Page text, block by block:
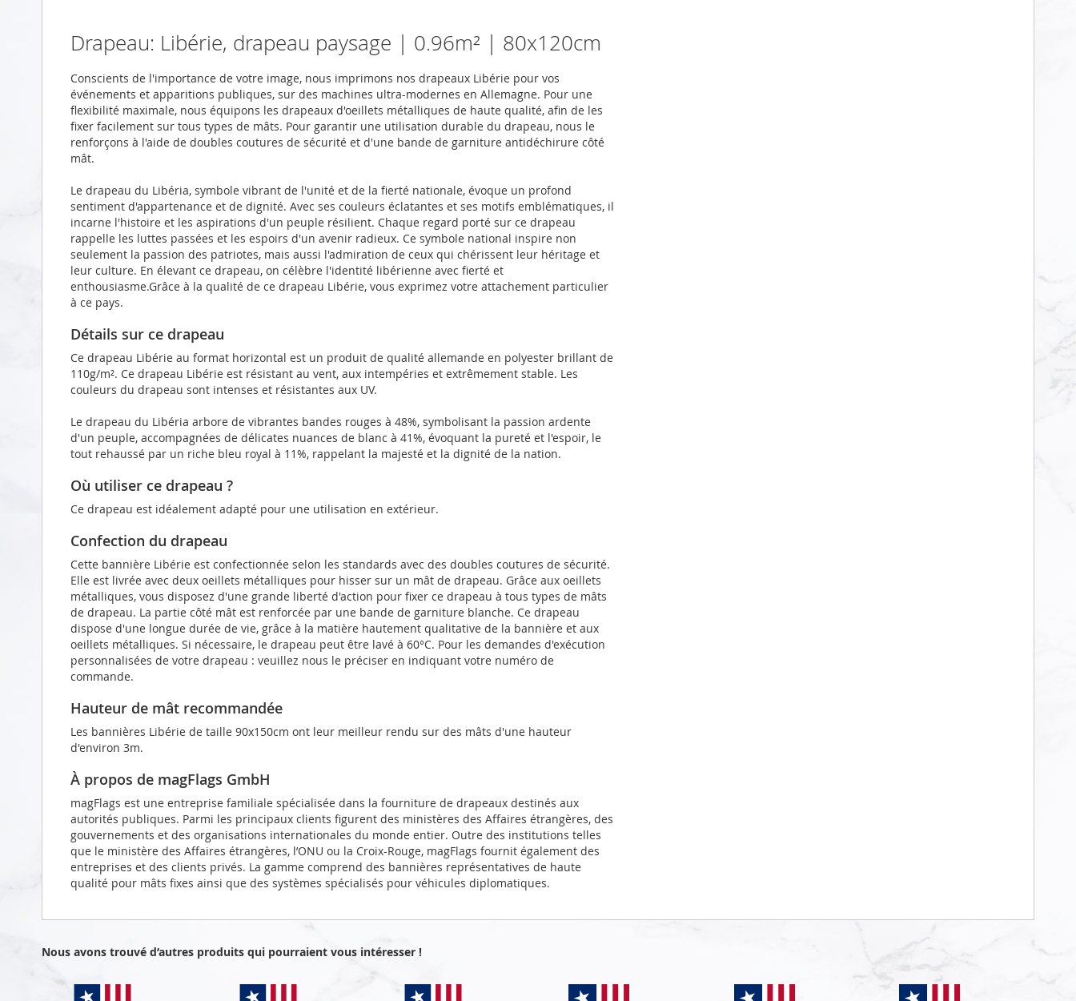
galleryDrapeau: Libérie, drapeau paysage | 0.96m² | 80x120cm
Conscients de l'importance de votre image, nous imprimons nos drapeaux Libérie pour vos
événements et apparitions publiques, sur des machines ultra-modernes en Allemagne. Pour une
flexibilité maximale, nous équipons les drapeaux d'oeillets métalliques de haute qualité, afin de les
fixer facilement sur tous types de mâts. Pour garantir une utilisation durable du drapeau, nous le
renforçons à l'aide de doubles coutures de sécurité et d'une bande de garniture antidéchirure côté
mât.
Le drapeau du Libéria, symbole vibrant de l'unité et de la fierté nationale, évoque un profond
sentiment d'appartenance et de dignité. Avec ses couleurs éclatantes et ses motifs emblématiques, il
incarne l'histoire et les aspirations d'un peuple résilient. Chaque regard porté sur ce drapeau
rappelle les luttes passées et les espoirs d'un avenir radieux. Ce symbole national inspire non
seulement la passion des patriotes, mais aussi l'admiration de ceux qui chérissent leur héritage et
leur culture. En élevant ce drapeau, on célèbre l'identité libérienne avec fierté et
enthousiasme.Grâce à la qualité de ce drapeau Libérie, vous exprimez votre attachement particulier
à ce pays.
Détails sur ce drapeau
Ce drapeau Libérie au format horizontal est un produit de qualité allemande en polyester brillant de
110g/m². Ce drapeau Libérie est résistant au vent, aux intempéries et extrêmement stable. Les
couleurs du drapeau sont intenses et résistantes aux UV.
Le drapeau du Libéria arbore de vibrantes bandes rouges à 48%, symbolisant la passion ardente
d'un peuple, accompagnées de délicates nuances de blanc à 41%, évoquant la pureté et l'espoir, le
tout rehaussé par un riche bleu royal à 11%, rappelant la majesté et la dignité de la nation.
Où utiliser ce drapeau ?
Ce drapeau est idéalement adapté pour une utilisation en extérieur.
Confection du drapeau
Cette bannière Libérie est confectionnée selon les standards avec des doubles coutures de sécurité.
Elle est livrée avec deux oeillets métalliques pour hisser sur un mât de drapeau. Grâce aux oeillets
métalliques, vous disposez d'une grande liberté d'action pour fixer ce drapeau à tous types de mâts
de drapeau. La partie côté mât est renforcée par une bande de garniture blanche. Ce drapeau
dispose d'une longue durée de vie, grâce à la matière hautement qualitative de la bannière et aux
oeillets métalliques. Si nécessaire, le drapeau peut être lavé à 60°C. Pour les demandes d'exécution
personnalisées de votre drapeau : veuillez nous le préciser en indiquant votre numéro de
commande.
Hauteur de mât recommandée
Les bannières Libérie de taille 90x150cm ont leur meilleur rendu sur des mâts d'une hauteur
d'environ 3m.
À propos de magFlags GmbH
magFlags est une entreprise familiale spécialisée dans la fourniture de drapeaux destinés aux
autorités publiques. Parmi les principaux clients figurent des ministères des Affaires étrangères, des
gouvernements et des organisations internationales du monde entier. Outre des institutions telles
que le ministère des Affaires étrangères, l’ONU ou la Croix-Rouge, magFlags fournit également des
entreprises et des clients privés. La gamme comprend des bannières représentatives de haute
qualité pour mâts fixes ainsi que des systèmes spécialisés pour véhicules diplomatiques.
Nous avons trouvé d’autres produits qui pourraient vous intéresser !